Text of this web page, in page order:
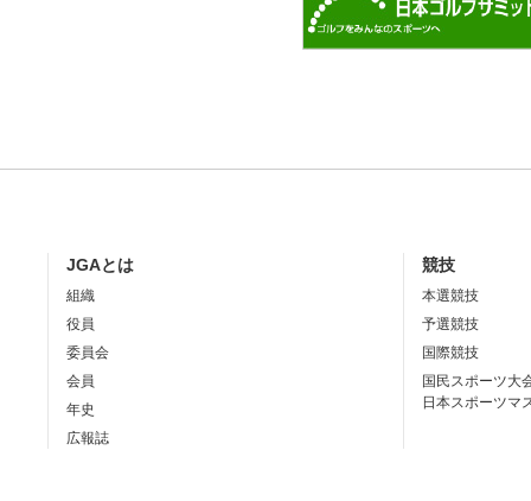
JGAとは
組織
役員
委員会
会員
年史
広報誌
競技
本選競技
予選競技
国際競技
国民スポーツ大
日本スポーツマ